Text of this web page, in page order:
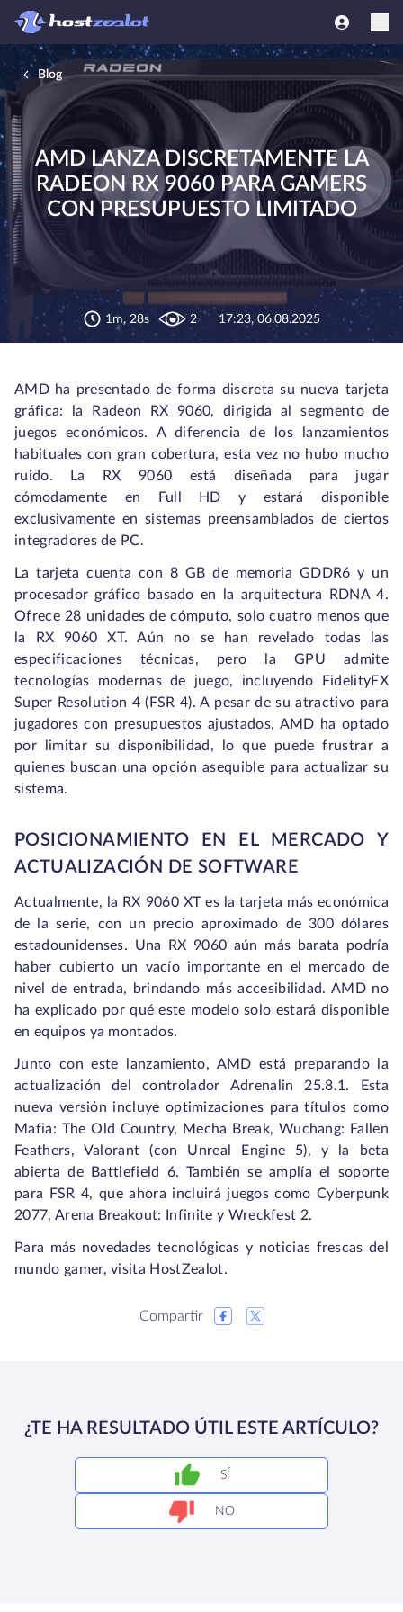
Blog
AMD LANZA DISCRETAMENTE LA
RADEON RX 9060 PARA GAMERS
CON PRESUPUESTO LIMITADO
1m, 28s 2 17:23, 06.08.2025
AMD ha presentado de forma discreta su nueva tarjeta
gráfica: la Radeon RX 9060, dirigida al segmento de
juegos económicos. A diferencia de los lanzamientos
habituales con gran cobertura, esta vez no hubo mucho
ruido. La RX 9060 está diseñada para jugar
cómodamente en Full HD y estará disponible
exclusivamente en sistemas preensamblados de ciertos
integradores de PC.
La tarjeta cuenta con 8 GB de memoria GDDR6 y un
procesador gráfico basado en la arquitectura RDNA 4.
Ofrece 28 unidades de cómputo, solo cuatro menos que
la RX 9060 XT. Aún no se han revelado todas las
especificaciones técnicas, pero la GPU admite
tecnologías modernas de juego, incluyendo FidelityFX
Super Resolution 4 (FSR 4). A pesar de su atractivo para
jugadores con presupuestos ajustados, AMD ha optado
por limitar su disponibilidad, lo que puede frustrar a
quienes buscan una opción asequible para actualizar su
sistema.
POSICIONAMIENTO EN EL MERCADO Y
ACTUALIZACIÓN DE SOFTWARE
Actualmente, la RX 9060 XT es la tarjeta más económica
de la serie, con un precio aproximado de 300 dólares
estadounidenses. Una RX 9060 aún más barata podría
haber cubierto un vacío importante en el mercado de
nivel de entrada, brindando más accesibilidad. AMD no
ha explicado por qué este modelo solo estará disponible
en equipos ya montados.
Junto con este lanzamiento, AMD está preparando la
actualización del controlador Adrenalin 25.8.1. Esta
nueva versión incluye optimizaciones para títulos como
Mafia: The Old Country, Mecha Break, Wuchang: Fallen
Feathers, Valorant (con Unreal Engine 5), y la beta
abierta de Battlefield 6. También se amplía el soporte
para FSR 4, que ahora incluirá juegos como Cyberpunk
2077, Arena Breakout: Infinite y Wreckfest 2.
Para más novedades tecnológicas y noticias frescas del
mundo gamer, visita HostZealot.
Compartir
¿TE HA RESULTADO ÚTIL ESTE ARTÍCULO?
SÍ
NO